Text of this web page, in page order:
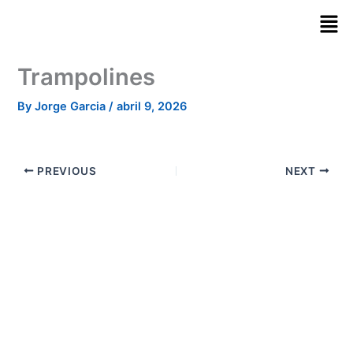
Trampolines
ByJorge Garcia/abril 9, 2026
PREVIOUS NEXT